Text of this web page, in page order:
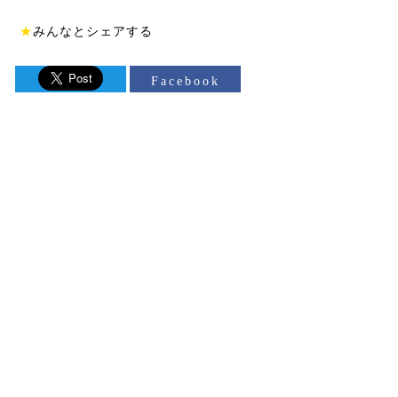
★みんなとシェアする
Facebook